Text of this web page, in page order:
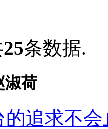
25条数据.
淑荷
追求不